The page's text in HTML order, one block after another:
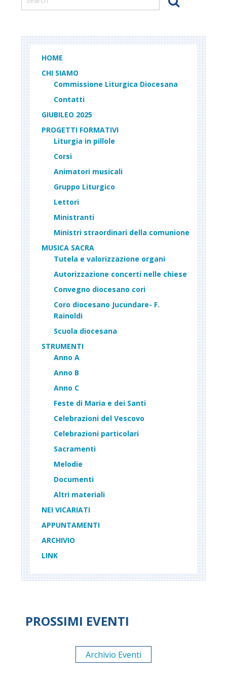
HOME
CHI SIAMO
Commissione Liturgica Diocesana
Contatti
GIUBILEO 2025
PROGETTI FORMATIVI
Liturgia in pillole
Corsi
Animatori musicali
Gruppo Liturgico
Lettori
Ministranti
Ministri straordinari della comunione
MUSICA SACRA
Tutela e valorizzazione organi
Autorizzazione concerti nelle chiese
Convegno diocesano cori
Coro diocesano Jucundare- F.
Rainoldi
Scuola diocesana
STRUMENTI
Anno A
Anno B
Anno C
Feste di Maria e dei Santi
Celebrazioni del Vescovo
Celebrazioni particolari
Sacramenti
Melodie
Documenti
Altri materiali
NEI VICARIATI
APPUNTAMENTI
ARCHIVIO
LINK
PROSSIMI EVENTI
Archivio Eventi